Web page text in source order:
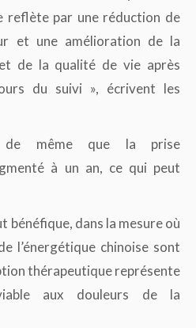
reflète par une réduction de
et une amélioration de la
de la qualité de vie après
du suivi », écrivent les
même que la prise
à un an, ce qui peut
bénéfique, dans la mesure où
l’énergétique chinoise sont
thérapeutique représente
aux douleurs de la